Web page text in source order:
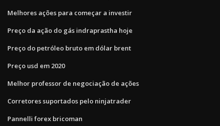
Melhores ações para começar a investir
Preço da ação do gás indraprastha hoje
Preço do petróleo bruto em dólar brent
Preço usd em 2020
Melhor professor de negociação de ações
Corretores suportados pelo ninjatrader
Pannelli forex bricoman